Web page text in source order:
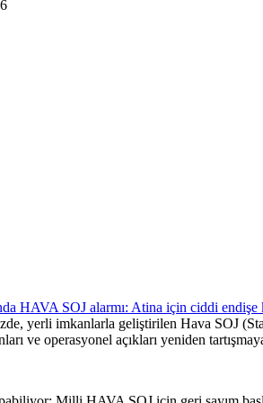
yerli imkanlarla geliştirilen Hava SOJ
ve operasyonel açıkları yeniden